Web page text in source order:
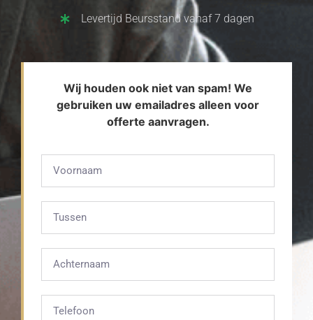
Levertijd Beursstand vanaf 7 dagen
Wij houden ook niet van spam! We
gebruiken uw emailadres alleen voor
offerte aanvragen.